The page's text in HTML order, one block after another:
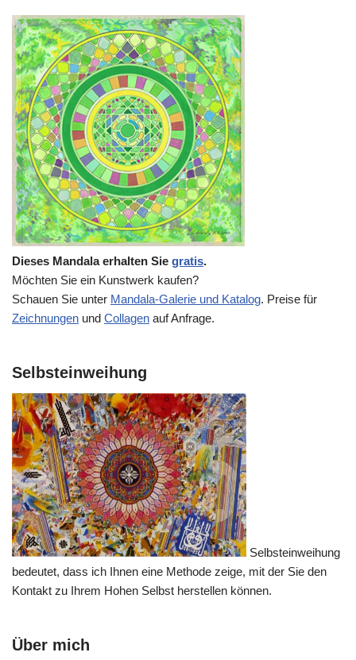
Dieses Mandala erhalten Sie gratis.
Möchten Sie ein Kunstwerk kaufen?
Schauen Sie unter Mandala-Galerie und Katalog. Preise für
Zeichnungen und Collagen auf Anfrage.
Selbsteinweihung
Selbsteinweihung
bedeutet, dass ich Ihnen eine Methode zeige, mit der Sie den
Kontakt zu Ihrem Hohen Selbst herstellen können.
Über mich